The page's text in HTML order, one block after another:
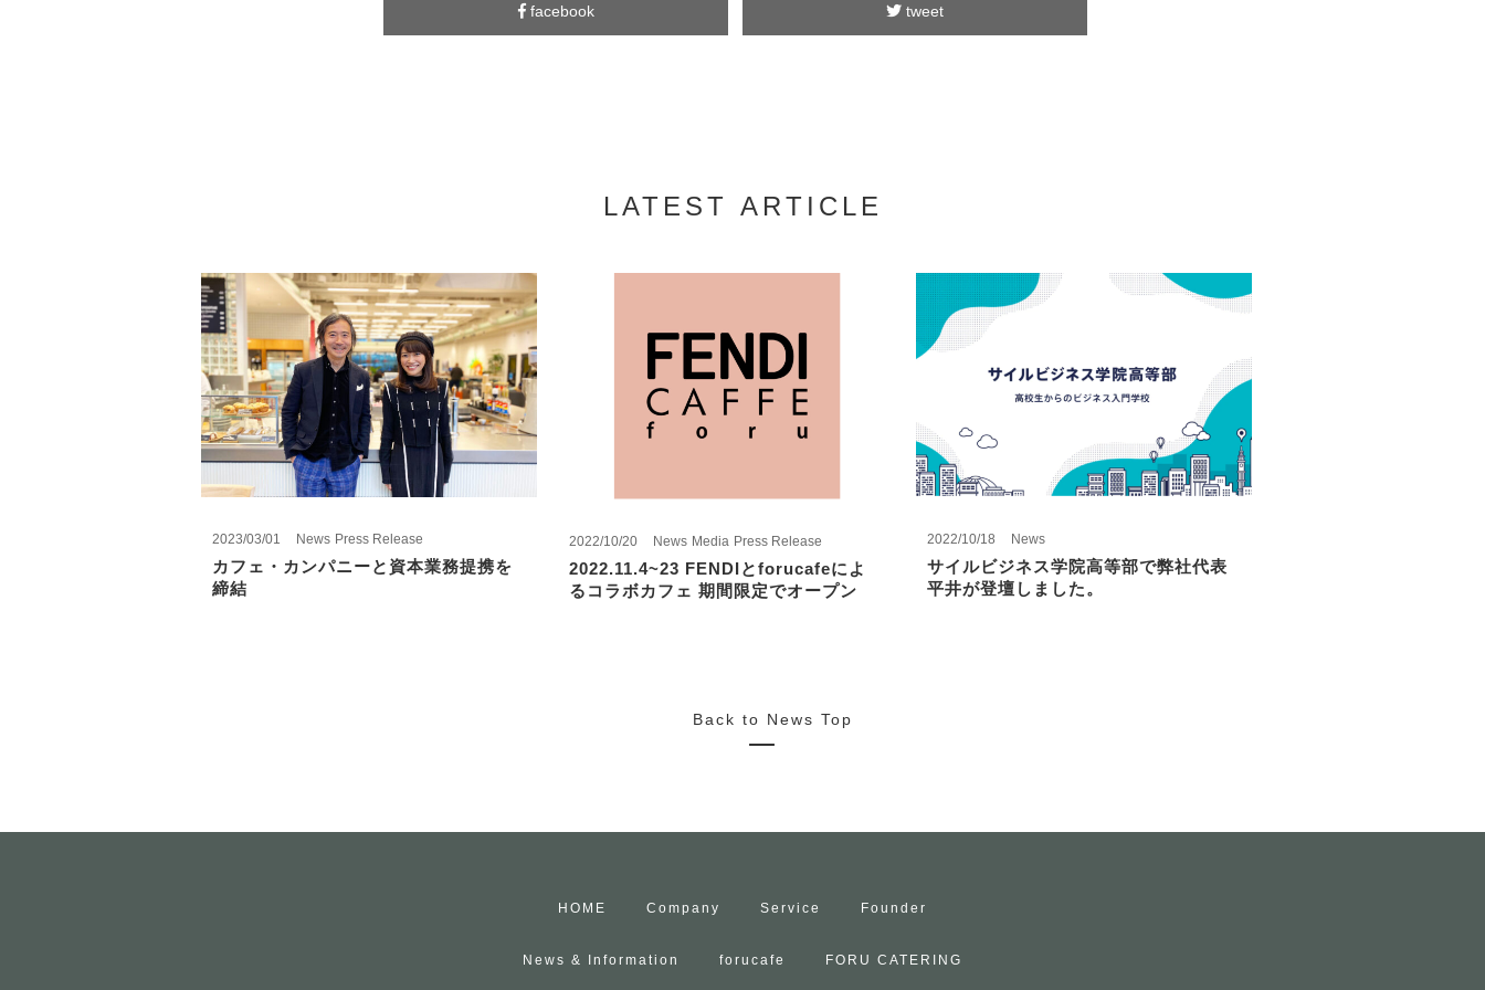
facebook tweet
LATEST ARTICLE
2023/03/01 News Press Release
カフェ・カンパニーと資本業務提携を
締結
2022/10/20 News Media Press Release
2022.11.4~23 FENDIとforucafeによ
るコラボカフェ 期間限定でオープン
2022/10/18 News
サイルビジネス学院高等部で弊社代表
平井が登壇しました。
Back to News Top
HOME Company Service Founder
News & Information forucafe FORU CATERING